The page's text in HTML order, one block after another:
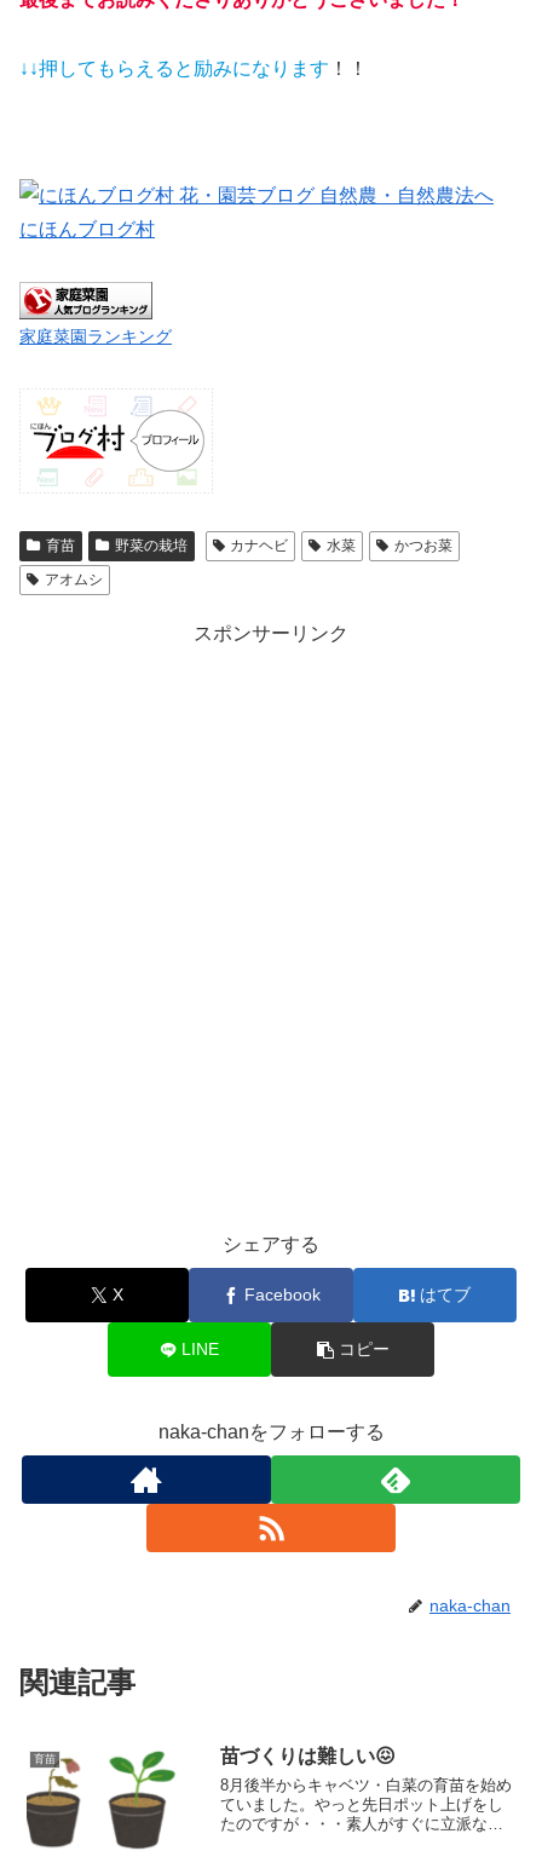
↓↓押してもらえると 励みになります ！！
にほんブログ村
家庭菜園ランキング
育苗 野菜の栽培 カナヘビ 水菜
かつお菜
アオムシ
スポンサーリンク
シェアする
X Facebook はてブ
LINE コピー
naka-chanをフォローする
naka-chan
関連記事
育苗 苗づくりは難しい😖
8月後半からキャベツ・白菜の育苗を始め
ていました。やっと先日ポット上げをし
たのですが・・・素人がすぐに立派な苗